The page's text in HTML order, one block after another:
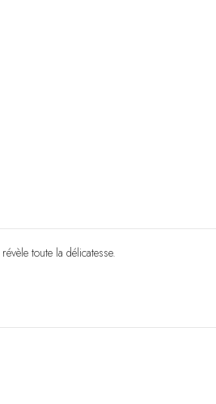
toute la délicatesse.